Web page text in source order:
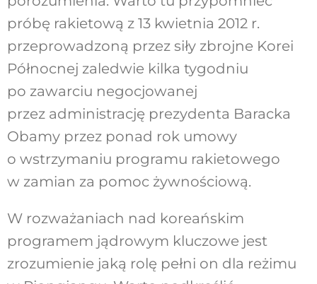
próbę rakietową z 13 kwietnia 2012 r.
przeprowadzoną przez siły zbrojne Korei
Północnej zaledwie kilka tygodniu
po zawarciu negocjowanej
przez administrację prezydenta Baracka
Obamy przez ponad rok umowy
o wstrzymaniu programu rakietowego
w zamian za pomoc żywnościową.
W rozważaniach nad koreańskim
programem jądrowym kluczowe jest
zrozumienie jaką rolę pełni on dla reżimu